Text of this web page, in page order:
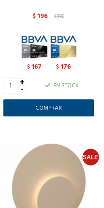
$196 $390
$ 167 $ 176
+
- EN STOCK